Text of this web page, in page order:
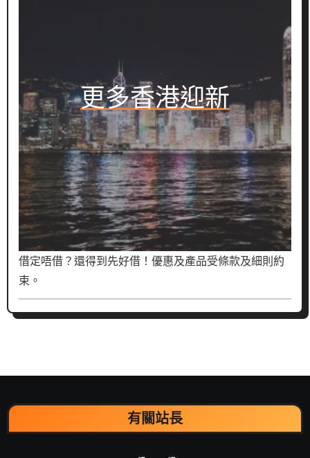
更多香港迎新
借定唔借？還得到先好借！優惠及產品受條款及細則約
束。
有關站長